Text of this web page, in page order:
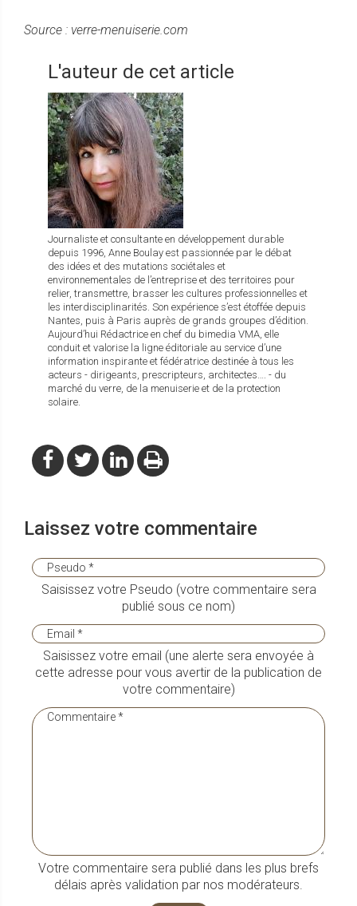
Source : verre-menuiserie.com
L'auteur de cet article
Journaliste et consultante en développement durable
depuis 1996, Anne Boulay est passionnée par le débat
des idées et des mutations sociétales et
environnementales de l’entreprise et des territoires pour
relier, transmettre, brasser les cultures professionnelles et
les interdisciplinarités. Son expérience s’est étoffée depuis
Nantes, puis à Paris auprès de grands groupes d’édition.
Aujourd’hui Rédactrice en chef du bimedia VMA, elle
conduit et valorise la ligne éditoriale au service d’une
information inspirante et fédératrice destinée à tous les
acteurs - dirigeants, prescripteurs, architectes…. - du
marché du verre, de la menuiserie et de la protection
solaire.
Laissez votre commentaire
Saisissez votre Pseudo (votre commentaire sera
publié sous ce nom)
Saisissez votre email (une alerte sera envoyée à
cette adresse pour vous avertir de la publication de
votre commentaire)
Votre commentaire sera publié dans les plus brefs
délais après validation par nos modérateurs.